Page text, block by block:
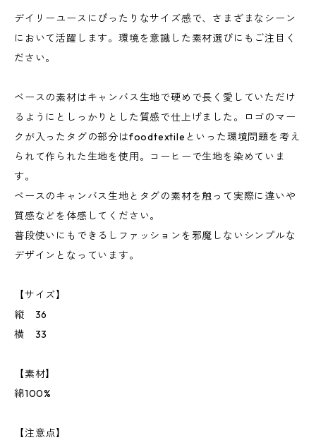
デイリーユースにぴったりなサイズ感で、さまざまなシーン
において活躍します。環境を意識した素材選びにもご注目く
ださい。
ベースの素材はキャンバス生地で硬めで長く愛していただけ
るようにとしっかりとした質感で仕上げました。ロゴのマー
クが入ったタグの部分はfoodtextileといった環境問題を考え
られて作られた生地を使用。コーヒーで生地を染めていま
す。
ベースのキャンバス生地とタグの素材を触って実際に違いや
質感などを体感してください。
普段使いにもできるしファッションを邪魔しないシンプルな
デザインとなっています。
【サイズ】
縦 36
横 33
【素材】
綿100%
【注意点】